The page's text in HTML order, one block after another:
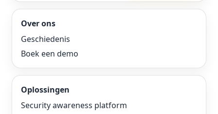
Over ons
Geschiedenis
Boek een demo
Oplossingen
Security awareness platform